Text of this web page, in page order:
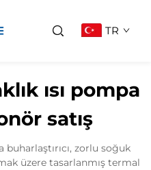
TR
ısı pompa
satış
buharlaştırıcı, zorlu soğuk
üzere tasarlanmış termal